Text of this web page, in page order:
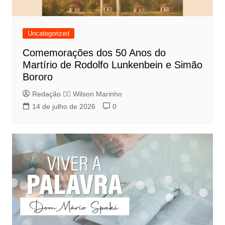
Uncategorized
Comemorações dos 50 Anos do
Martírio de Rodolfo Lunkenbein e Simão
Bororo
Redação 👨‍⚖️​ Wilson Marinho
14 de julho de 2026
0